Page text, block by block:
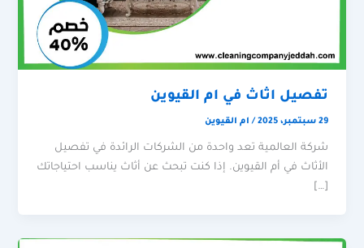
تفصيل اثاث في ام القيوين
29 سبتمبر، 2025 / ام القيوين
شركة العالمية تعد واحدة من الشركات الرائدة في تفصيل
الأثاث في أم القيوين. إذا كنت تبحث عن أثاث يناسب احتياجاتك
[…]